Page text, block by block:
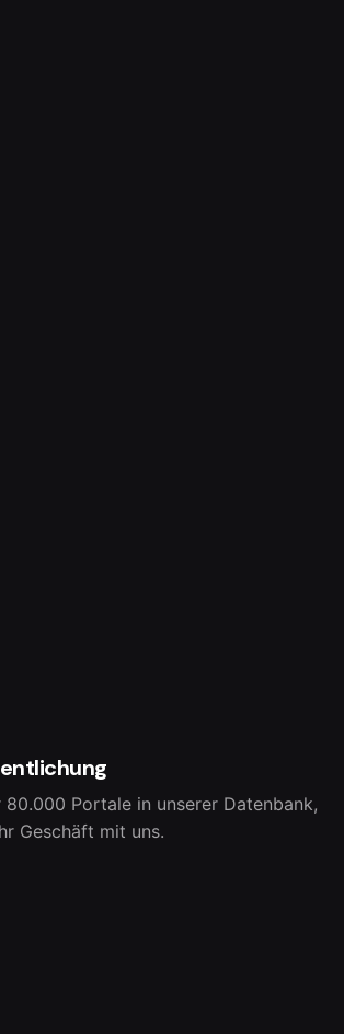
80.000 Portale in unserer Datenbank,
Geschäft mit uns.